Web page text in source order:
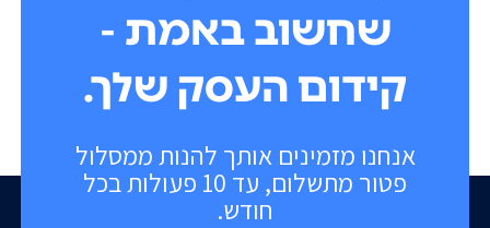
אנחנו מזמינים אותך להנות ממסלול
פטור מתשלום, עד 10 פעולות בכל
חודש.
שחשוב באמת -
קידום העסק שלך.